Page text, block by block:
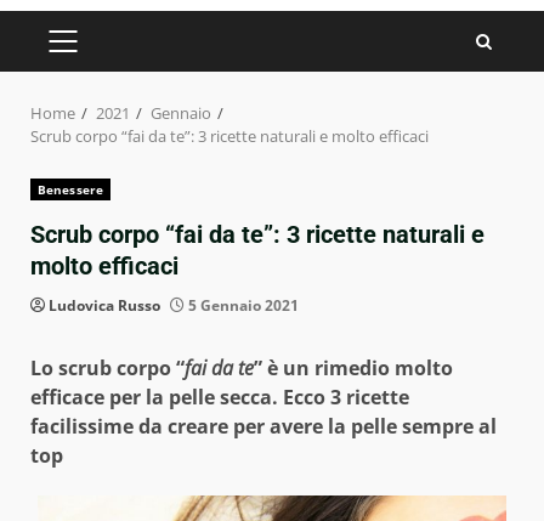
PRIMARY
Home 2021
Gennaio
Scrub corpo “fai da te”: 3 ricette naturali e molto efficaci
Benessere
Scrub corpo “fai da te”: 3 ricette naturali e
molto efficaci
Ludovica Russo 5 Gennaio 2021
Lo scrub corpo “fai da te” è un rimedio molto
efficace per la pelle secca. Ecco 3 ricette
facilissime da creare per avere la pelle sempre al
top